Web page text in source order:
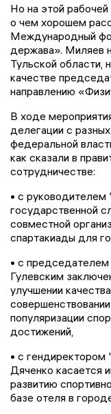
Но на этой рабочей
о чем хорошем
Международный
держава». Миляев
Тульской области,
качестве
направлению
В ходе
делегации с
федеральной
как сказали в
сотрудничестве:
• с руководителем
государственной
совместной
спартакиады для
• с
Гулевским
улучшении
популяризации
достижений,
• с
Дяченко касается
развитию
базе отеля в